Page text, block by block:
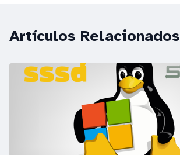
Artículos Relacionados